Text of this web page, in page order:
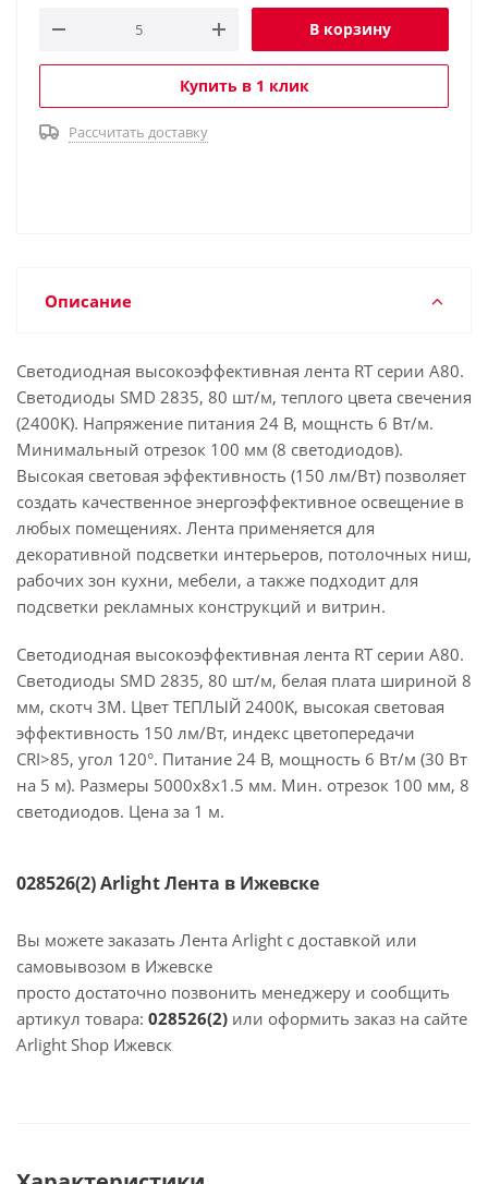
В корзину
Купить в 1 клик
Рассчитать доставку
Описание
Светодиодная высокоэффективная лента RT серии A80.
Светодиоды SMD 2835, 80 шт/м, теплого цвета свечения
(2400K). Напряжение питания 24 В, мощнсть 6 Вт/м.
Минимальный отрезок 100 мм (8 светодиодов).
Высокая световая эффективность (150 лм/Вт) позволяет
создать качественное энергоэффективное освещение в
любых помещениях. Лента применяется для
декоративной подсветки интерьеров, потолочных ниш,
рабочих зон кухни, мебели, а также подходит для
подсветки рекламных конструкций и витрин.
Светодиодная высокоэффективная лента RT серии A80.
Светодиоды SMD 2835, 80 шт/м, белая плата шириной 8
мм, скотч 3M. Цвет ТЕПЛЫЙ 2400K, высокая световая
эффективность 150 лм/Вт, индекс цветопередачи
CRI>85, угол 120°. Питание 24 В, мощность 6 Вт/м (30 Вт
на 5 м). Размеры 5000x8x1.5 мм. Мин. отрезок 100 мм, 8
светодиодов. Цена за 1 м.
028526(2) Arlight Лента в Ижевске
Вы можете заказать Лента Arlight с доставкой или
самовывозом в Ижевске
просто достаточно позвонить менеджеру и сообщить
артикул товара: 028526(2) или оформить заказ на сайте
Arlight Shop Ижевск